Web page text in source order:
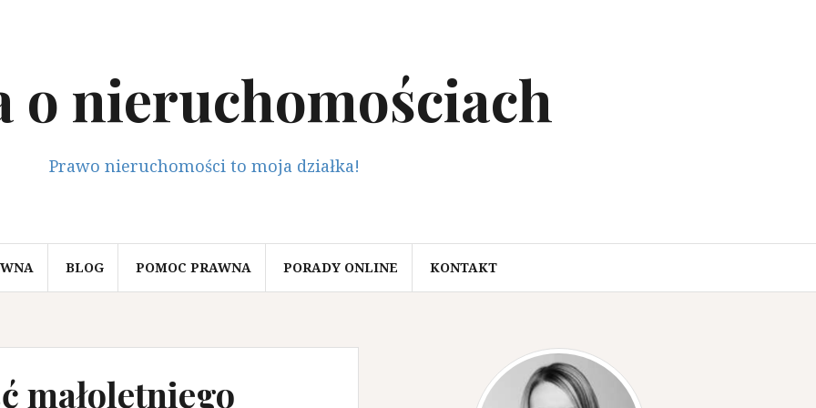
o nieruchomościach
Prawo nieruchomości to moja działka!
BLOG POMOC PRAWNA PORADY ONLINE KONTAKT
małoletniego